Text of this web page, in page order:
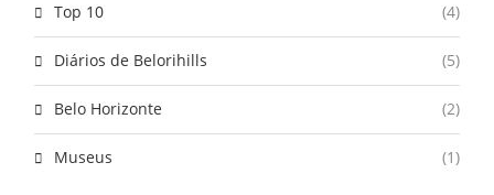
Top 10 (4)
Diários de Belorihills (5)
Belo Horizonte (2)
Museus (1)